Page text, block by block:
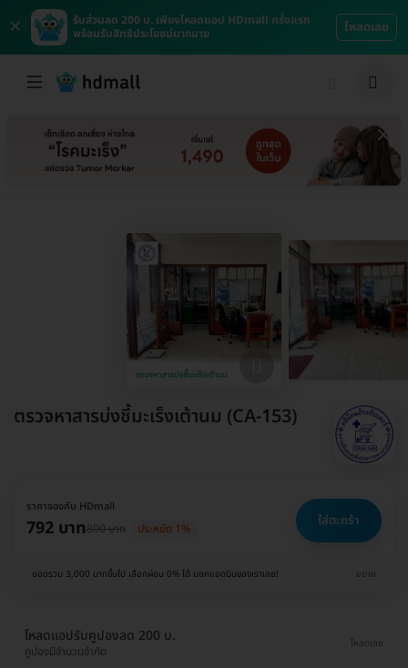
×
รับส่วนลด 200 บ. เพียงโหลดแอป HDmall ครั้งแรก
พร้อมรับสิทธิประโยชน์มากมาย
โหลดเลย
ตรวจหาสารบ่งชี้มะเร็งเต้านม (CA-153)
ราคาจองกับ HDmall
792 บาท800 บาท ประหยัด 1% ใส่ตะกร้า
ยอดรวม 3,000 บาทขึ้นไป เลือกผ่อน 0% ได้ บอกแอดมินของเราเลย! ขยาย
โหลดแอปรับคูปองลด 200 บ.
คูปองมีจำนวนจำกัด
โหลดเลย